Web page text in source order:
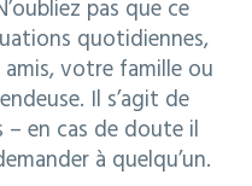
pas que ce
quotidiennes,
votre famille ou
Il s’agit de
– en cas de doute il
à quelqu’un.